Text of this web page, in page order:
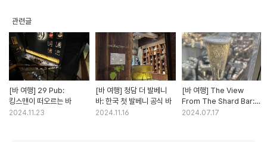
관련글
[바 여행] 29 Pub:
킹스맨이 떠오르는 바
2024.11.23
[바 여행] 청담 더 발베니
바: 한국 첫 발베니 공식 바
2024.11.16
[바 여행] The View
From The Shard Bar:
유럽에서 제일 높은 바
2024.07.17